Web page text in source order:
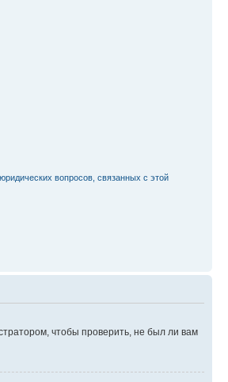
вопросов, связанных с этой
чтобы проверить, не был ли вам